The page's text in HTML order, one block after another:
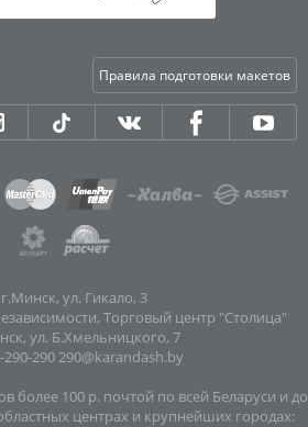
Правила подготовки макетов
ул. Гикало, 3
Торговый центр "Столица"
ул. Б.Хмельницкого, 7
290-290 290@karandash.by
более 100 р. почтой по всей Беларуси и до
центрах и крупнейших городах: